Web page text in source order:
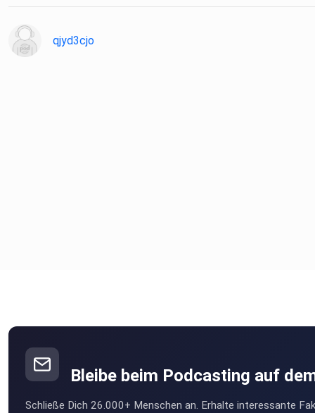
qjyd3cjo
Bleibe beim Podcasting auf
Schließe Dich 26.000+ Menschen an. Erhalte interessante